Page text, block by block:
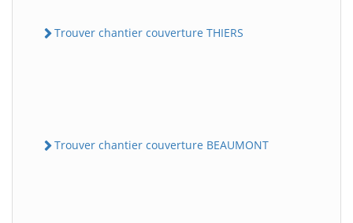
Trouver chantier couverture THIERS
Trouver chantier couverture BEAUMONT